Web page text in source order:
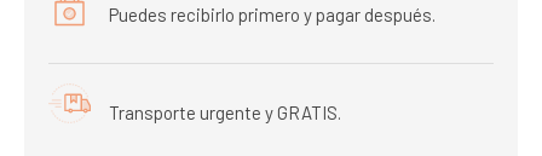
Puedes recibirlo primero y pagar después.
Transporte urgente y GRATIS.